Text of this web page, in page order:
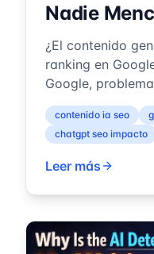
Nadie
¿El contenido
ranking en
Google,
invisibles y
contenido ia seo
chatgpt seo impacto
Leer más